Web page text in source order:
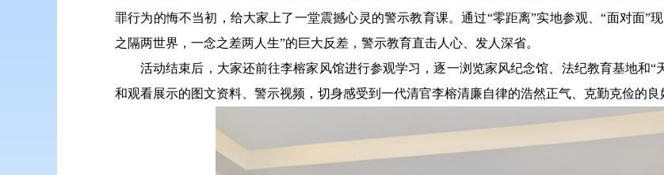
罪行为的悔不当初，给大家上了一堂震撼心灵的警示教育课。通过“零距离”实地参观、“面对面”
之隔两世界，一念之差两人生”的巨大反差，警示教育直击人心、发人深省。
活动结束后，大家还前往李榕家风馆进行参观学习，逐一浏览家风纪念馆、法纪教育基地和“
和观看展示的图文资料、警示视频，切身感受到一代清官李榕清廉自律的浩然正气、克勤克俭的良